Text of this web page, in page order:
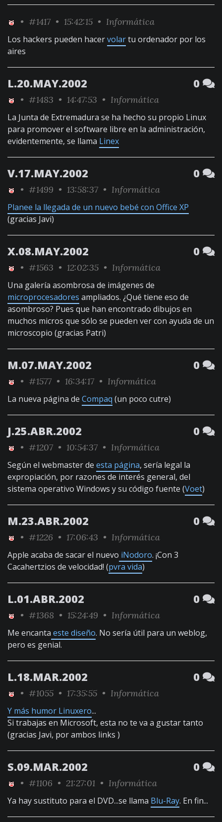
• #1417 • 15:42:15 • Informática
Los hackers pueden hacervolartu ordenador por los
aires
L.20.MAY.2002 0
• #1483 • 14:47:53 • Informática
La Junta de Extremadura se ha hecho su propio Linux
para promover el software libre en la administración,
evidentemente, se llama Linex
V.17.MAY.2002 0
• #1499 • 13:58:37 • Informática
Planee la llegada de un nuevo bebé con Office XP
(gracias Javi)
X.08.MAY.2002 0
• #1563 • 12:02:35 • Informática
Una galería asombrosa de imágenes de
microprocesadores ampliados. ¿Qué tiene eso de
asombroso? Pues que han encontrado dibujos en
muchos micros que sólo se pueden ver con ayuda de un
microscopio (gracias Patri)
M.07.MAY.2002 0
• #1577 • 16:34:17 • Informática
La nueva página de Compaq (un poco cutre)
J.25.ABR.2002 0
• #1207 • 10:54:37 • Informática
Según el webmaster de esta página, sería legal la
expropiación, por razones de interés general, del
sistema operativo Windows y su código fuente (Voet)
M.23.ABR.2002 0
• #1226 • 17:06:43 • Informática
Apple acaba de sacar el nuevo iNodoro. ¡Con 3
Cacahertzios de velocidad! (pvra vida)
L.01.ABR.2002 0
• #1368 • 15:24:49 • Informática
Me encanta este diseño. No sería útil para un weblog,
pero es genial.
L.18.MAR.2002 0
• #1055 • 17:35:55 • Informática
Y más humor Linuxero...
Si trabajas en Microsoft, esta no te va a gustar tanto
(gracias Javi, por ambos links )
S.09.MAR.2002 0
• #1106 • 21:27:01 • Informática
Ya hay sustituto para el DVD...se llama Blu-Ray. En fin...